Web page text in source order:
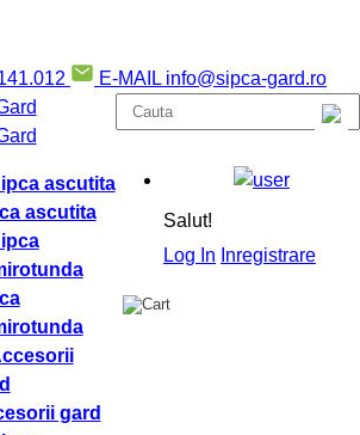
E-MAIL info@sipca-gard.ro
ascutita
gard
Salut!
Log In Inregistrare